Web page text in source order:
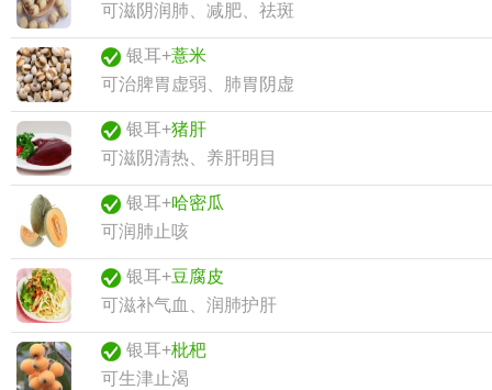
可滋阴润肺、减肥、祛斑
银耳+薏米
可治脾胃虚弱、肺胃阴虚
银耳+猪肝
可滋阴清热、养肝明目
银耳+哈密瓜
可润肺止咳
银耳+豆腐皮
可滋补气血、润肺护肝
银耳+枇杷
可生津止渴